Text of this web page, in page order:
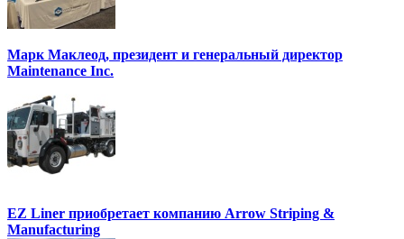
Марк Маклеод, президент и генеральный директор
Maintenance Inc.
EZ Liner приобретает компанию Arrow Striping &
Manufacturing